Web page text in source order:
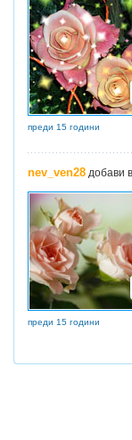
преди 15 години
nev_ven28 добави
преди 15 години